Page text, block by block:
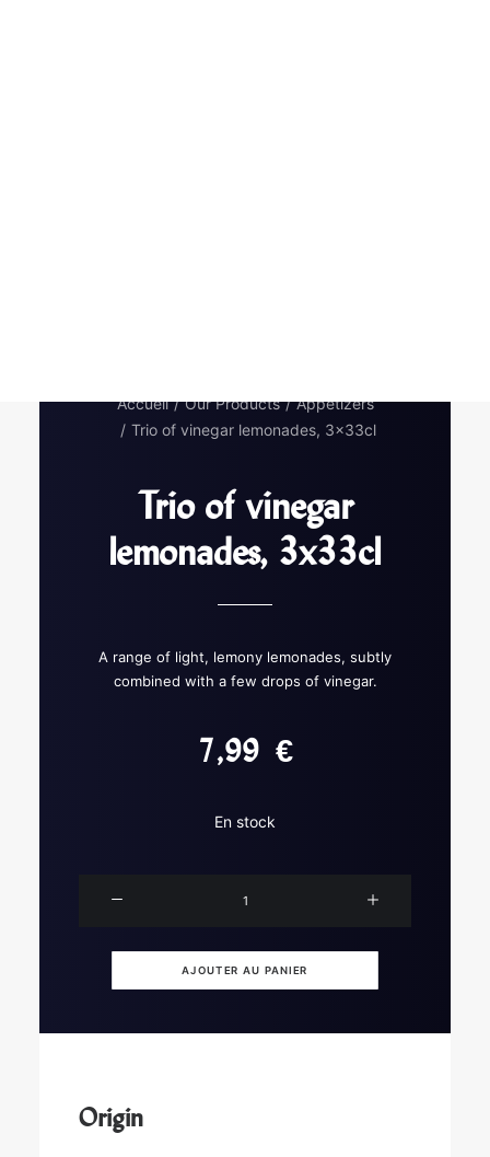
Accueil Our Products
Appetizers
Trio of vinegar lemonades, 3x33cl
Trio of vinegar
lemonades, 3x33cl
A range of light, lemony lemonades, subtly
combined with a few drops of vinegar.
7,99 €
En stock
of
vinegar
AJOUTER AU PANIER
Origin